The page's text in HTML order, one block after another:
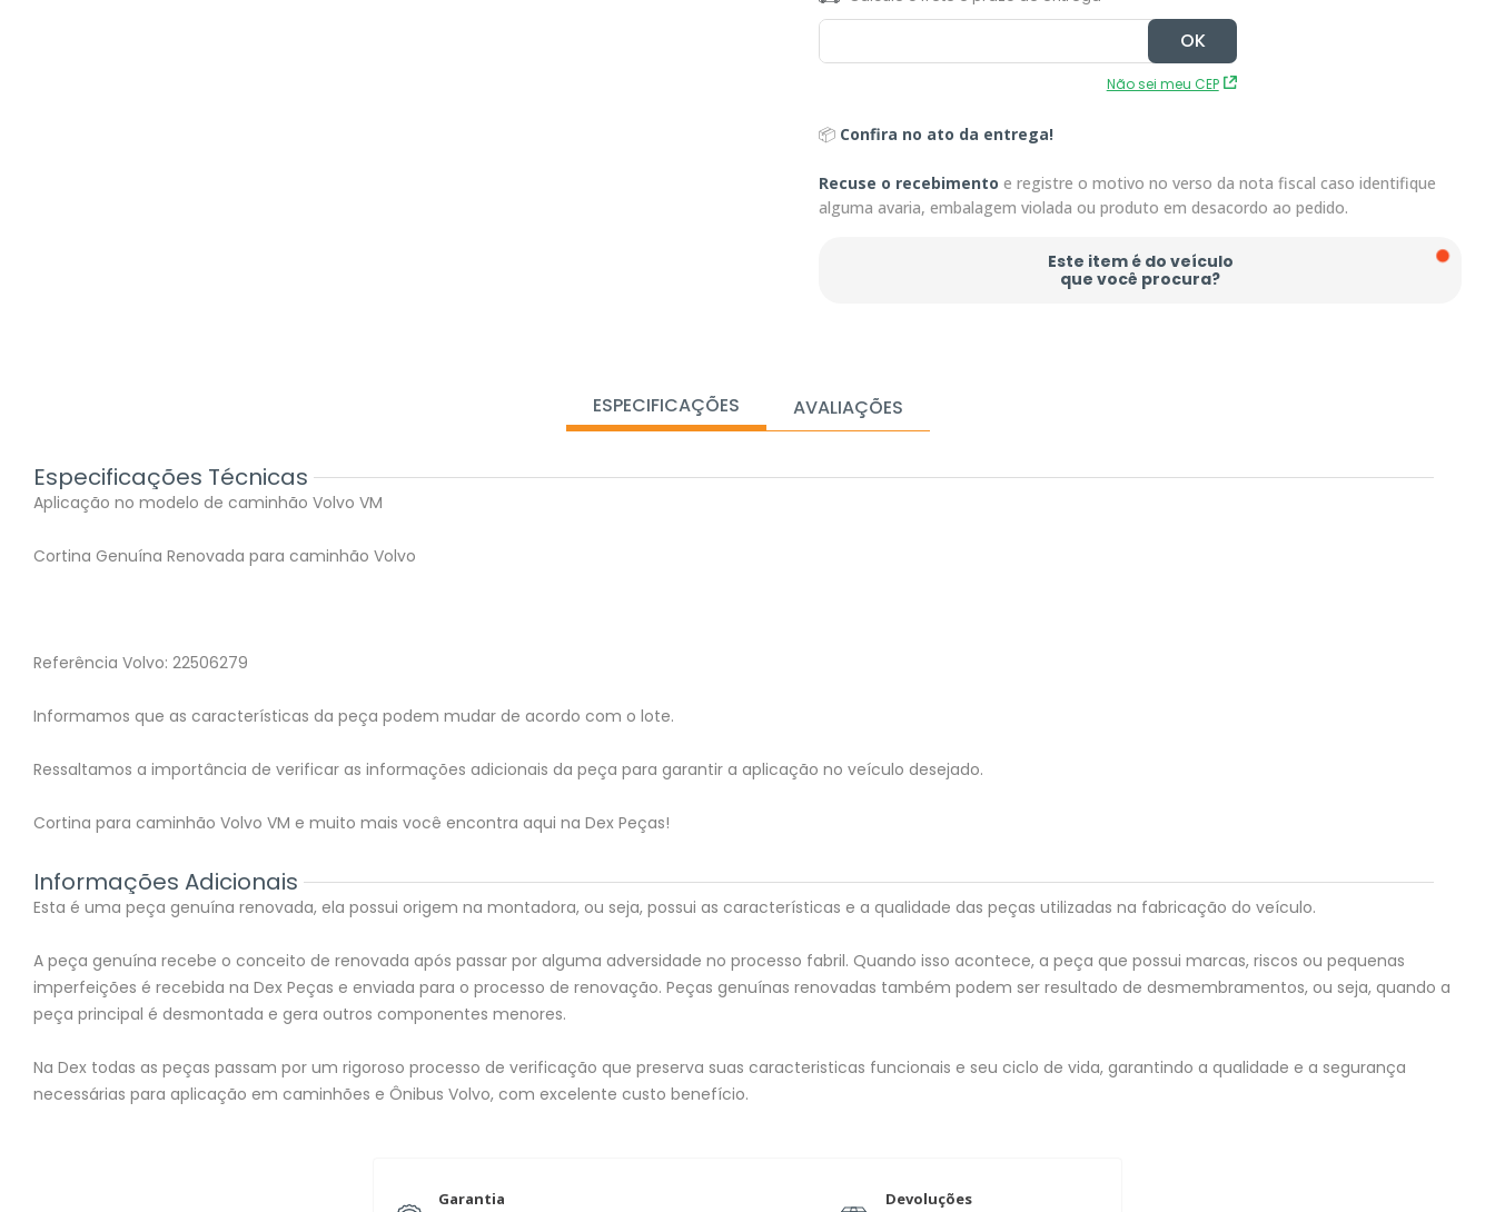
Não sei meu CEP
📦 Confira no ato da entrega!
Recuse o recebimento e registre o motivo no verso da nota fiscal caso identifique
alguma avaria, embalagem violada ou produto em desacordo ao pedido.
Este item é do veículo
que você procura?
ESPECIFICAÇÕES AVALIAÇÕES
Especificações Técnicas
Aplicação no modelo de caminhão Volvo VM
Cortina Genuína Renovada para caminhão Volvo
Referência Volvo: 22506279
Informamos que as características da peça podem mudar de acordo com o lote.
Ressaltamos a importância de verificar as informações adicionais da peça para garantir a aplicação no veículo desejado.
Cortina para caminhão Volvo VM e muito mais você encontra aqui na Dex Peças!
Informações Adicionais
Esta é uma peça genuína renovada, ela possui origem na montadora, ou seja, possui as características e a qualidade das peças utilizadas na fabricação do veículo.
A peça genuína recebe o conceito de renovada após passar por alguma adversidade no processo fabril. Quando isso acontece, a peça que possui marcas, riscos ou pequenas
imperfeições é recebida na Dex Peças e enviada para o processo de renovação. Peças genuínas renovadas também podem ser resultado de desmembramentos, ou seja, quando a
peça principal é desmontada e gera outros componentes menores.
Na Dex todas as peças passam por um rigoroso processo de verificação que preserva suas caracteristicas funcionais e seu ciclo de vida, garantindo a qualidade e a segurança
necessárias para aplicação em caminhões e Ônibus Volvo, com excelente custo benefício.
Garantia
Devoluções